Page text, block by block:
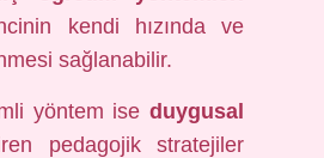
kendi hızında ve
sağlanabilir.
yöntem ise duygusal
pedagojik stratejiler